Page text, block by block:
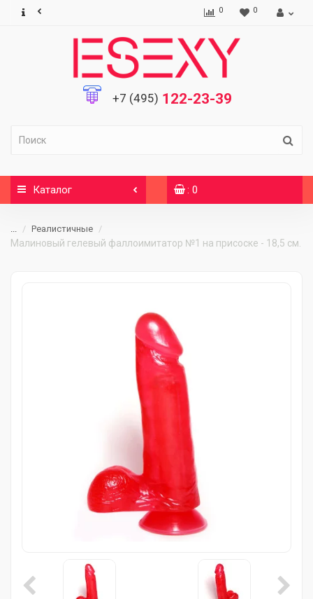
0 0
+7 (495) 122-23-39
Каталог : 0
... Реалистичные
Малиновый гелевый фаллоимитатор №1 на присоске - 18,5 см.